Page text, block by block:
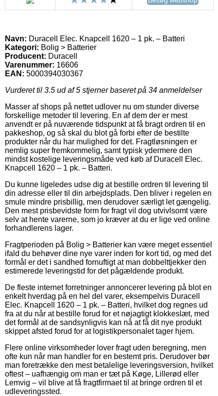
Navn: Duracell Elec. Knapcell 1620 – 1 pk. – Batteri
Kategori: Bolig > Batterier
Producent: Duracell
Varenummer: 16606
EAN: 5000394030367
Vurderet til 3.5 ud af 5 stjerner baseret på 34 anmeldelser
Masser af shops på nettet udlover nu om stunder diverse
forskellige metoder til levering. En af dem der er mest
anvendt er på nuværende tidspunkt at få bragt ordren til en
pakkeshop, og så skal du blot gå forbi efter de bestilte
produkter når du har mulighed for det. Fragtløsningen er
nemlig super fremkommelig, samt typisk ydermere den
mindst kostelige leveringsmåde ved køb af Duracell Elec.
Knapcell 1620 – 1 pk. – Batteri.
Du kunne ligeledes udse dig at bestille ordren til levering til
din adresse eller til din arbejdsplads. Den bliver i regelen en
smule mindre prisbillig, men derudover særligt let gængelig.
Den mest prisbevidste form for fragt vil dog utvivlsomt være
selv at hente varerne, som jo kræver at du er lige ved online
forhandlerens lager.
Fragtperioden på Bolig > Batterier kan være meget essentiel
ifald du behøver dine nye varer inden for kort tid, og med det
formål er det i sandhed fornuftigt at man dobbelttjekker den
estimerede leveringstid for det pågældende produkt.
De fleste internet forretninger annoncerer levering på blot en
enkelt hverdag på en hel del varer, eksempelvis Duracell
Elec. Knapcell 1620 – 1 pk. – Batteri, hvilket dog regnes ud
fra at du når at bestille forud for et nøjagtigt klokkeslæt, med
det formål at de sandsynligvis kan nå at få dit nye produkt
skippet afsted forud for at logistikpersonalet tager hjem.
Flere online virksomheder lover fragt uden beregning, men
ofte kun når man handler for en bestemt pris. Derudover bør
man foretrække den mest betalelige leveringsversion, hvilket
oftest – uafhængig om man er tæt på Køge, Lillerød eller
Lemvig – vil blive at få fragtfirmaet til at bringe ordren til et
udleveringssted.